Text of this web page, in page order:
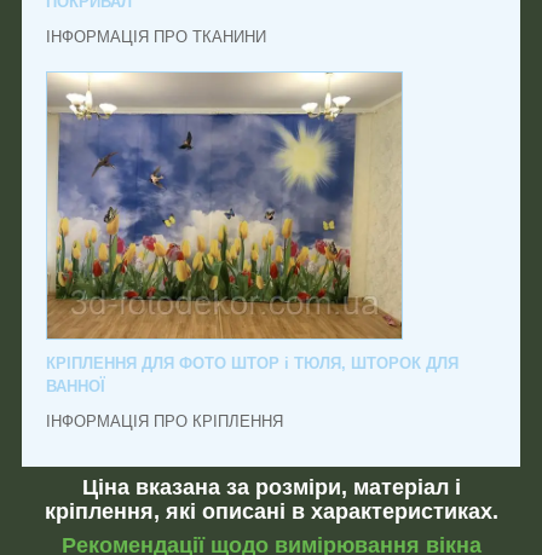
ІНФОРМАЦІЯ ПРО ТКАНИНИ
КРІПЛЕННЯ ДЛЯ ФОТО ШТОР і ТЮЛЯ, ШТОРОК ДЛЯ
ВАННОЇ
ІНФОРМАЦІЯ ПРО КРІПЛЕННЯ
Ціна вказана за розміри, матеріал і
кріплення, які описані в характеристиках.
Рекомендації щодо вимірювання вікна